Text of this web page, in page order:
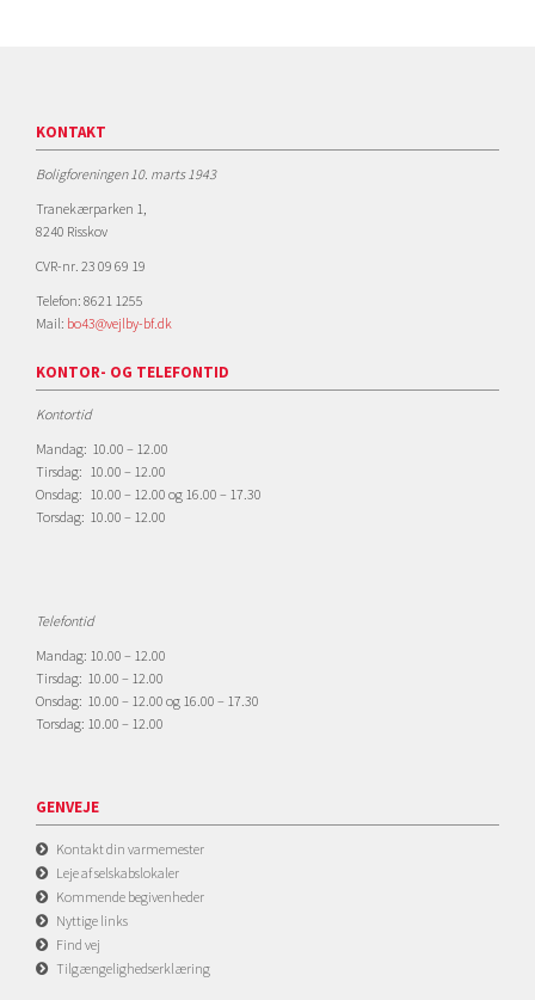
KONTAKT
Boligforeningen 10. marts 1943
Tranekærparken 1,
8240 Risskov
CVR-nr. 23 09 69 19
Telefon: 8621 1255
Mail: bo43@vejlby-bf.dk
KONTOR- OG TELEFONTID
Kontortid
Mandag: 10.00 – 12.00
Tirsdag: 10.00 – 12.00
Onsdag: 10.00 – 12.00 og 16.00 – 17.30
Torsdag: 10.00 – 12.00
Telefontid
Mandag: 10.00 – 12.00
Tirsdag: 10.00 – 12.00
Onsdag: 10.00 – 12.00 og 16.00 – 17.30
Torsdag: 10.00 – 12.00
GENVEJE
Kontakt din varmemester
Leje af selskabslokaler
Kommende begivenheder
Nyttige links
Find vej
Tilgængelighedserklæring